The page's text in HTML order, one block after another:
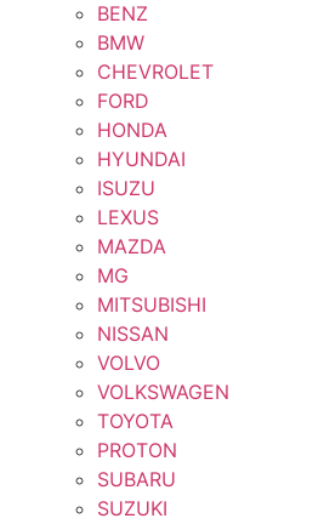
BENZ
BMW
CHEVROLET
FORD
HONDA
HYUNDAI
ISUZU
LEXUS
MAZDA
MG
MITSUBISHI
NISSAN
VOLVO
VOLKSWAGEN
TOYOTA
PROTON
SUBARU
SUZUKI